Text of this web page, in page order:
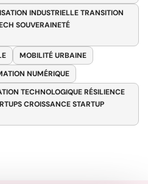
INDUSTRIELLE TRANSITION
SOUVERAINETÉ
MOBILITÉ URBAINE
NUMÉRIQUE
TECHNOLOGIQUE RÉSILIENCE
CROISSANCE STARTUP